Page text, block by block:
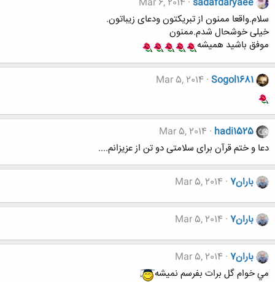
سلام.واقعا ممنون از تبریکتون ودعای زیباتون.
خیلی خوشحال شدم.ممنون
موفق باشید همیشه
Sogol1681
Mar 5, 2014
hadi1525
Mar 5, 2014
دعا و ختم قرآن برای سلامتی دو تن از عزیزانم....
باران7 Mar 5, 2014
باران7 Mar 5, 2014
باران7
Mar 5, 2014
مي خوام گل برات بفرسم نميشه